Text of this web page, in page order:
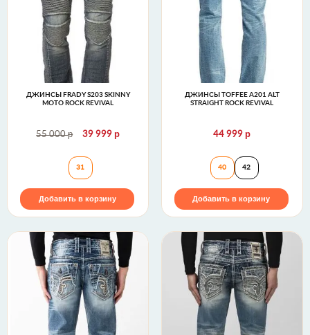
ДЖИНСЫ FRADY S203 SKINNY
MOTO ROCK REVIVAL
55 000р 39 999р
Джинсы FRADY S203 SKINNY MOTO Rock Revival
31
Добавить в корзину
ДЖИНСЫ TOFFEE A201 ALT
STRAIGHT ROCK REVIVAL
44 999р
Джинсы TOFFEE
40 42
Добавить в корзину